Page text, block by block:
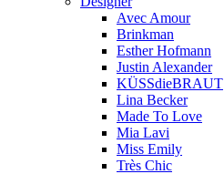
Avec Amour
Brinkman
Esther Hofmann
Justin Alexander
KÜSSdieBRAUT
Lina Becker
Made To Love
Mia Lavi
Miss Emily
Très Chic